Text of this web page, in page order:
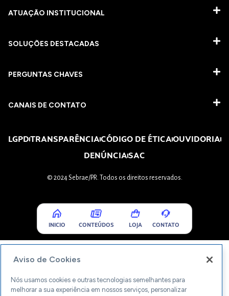
ATUAÇÃO INSTITUCIONAL
SOLUÇÕES DESTACADAS
PERGUNTAS CHAVES​
CANAIS DE CONTATO
LGPDTRANSPARÊNCIACÓDIGO DE ÉTICAOUVIDORIA
DENÚNCIASAC
© 2024 Sebrae/PR. Todos os direitos reservados.
INICIO CONTEÚDOS LOJA CONTATO
Aviso de Cookies
Nós usamos cookies e outras tecnologias semelhantes para
melhorar a sua experiência em nossos serviços, personalizar